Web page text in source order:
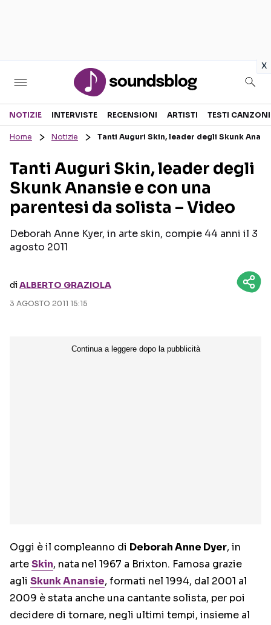
x
Sezioni
RECENSIONI MUSICALI
INTERVISTE
GOSSIP E CURIOSITÀ
TESTI CANZONI
TOUR ED EVENTI
TALENT SHOW
NOTIZIE INTERVISTE RECENSIONI ARTISTI TESTI CANZONI
Home Notizie Tanti Auguri Skin, leader degli Skunk
Tanti Auguri Skin, leader degli
Skunk Anansie e con una
parentesi da solista – Video
Deborah Anne Kyer, in arte skin, compie 44 anni il 3
agosto 2011
diALBERTO GRAZIOLA
3 AGOSTO 2011 15:15
Oggi è il compleanno di Deborah Anne Dyer, in
arteSkin, nata nel 1967 a Brixton. Famosa grazie
agli Skunk Anansie, formati nel 1994, dal 2001 al
2009 è stata anche una cantante solista, per poi
decidere di tornare, negli ultimi tempi, insieme al